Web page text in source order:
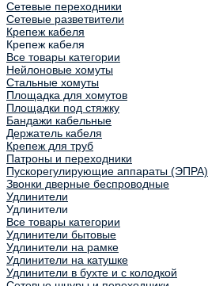
Сетевые переходники
Сетевые разветвители
Крепеж кабеля
Крепеж кабеля
Все товары категории
Нейлоновые хомуты
Стальные хомуты
Площадка для хомутов
Площадки под стяжку
Бандажи кабельные
Держатель кабеля
Крепеж для труб
Патроны и переходники
Пускорегулирующие аппараты (ЭПРА)
Звонки дверные беспроводные
Удлинители
Удлинители
Все товары категории
Удлинители бытовые
Удлинители на рамке
Удлинители на катушке
Удлинители в бухте и с колодкой